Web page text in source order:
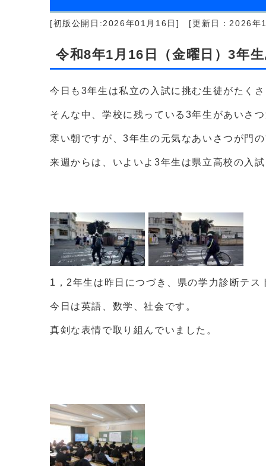
[初版公開日:2026年01月16日] [更新日：2026年
令和8年1月16日（金曜日）3年
今日も3年生は私立の入試に挑む生徒がたくさ
そんな中、学校に残っている3年生があいさつ
寒い朝ですが、3年生の元気なあいさつが門
来週からは、いよいよ3年生は県立高校の入
1，2年生は昨日につづき、県の学力診断テス
今日は英語、数学、社会です。
真剣な表情で取り組んでいました。